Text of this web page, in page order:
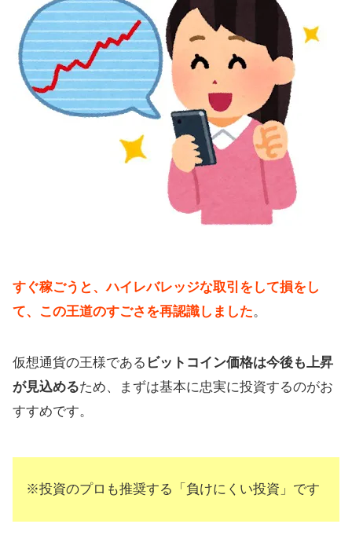
すぐ稼ごうと、ハイレバレッジな取引をして損をし
て、この王道のすごさを再認識しました。
仮想通貨の王様である ビットコイン価格は今後も上昇
が見込めるため、まずは基本に忠実に投資するのがお
すすめです。
※投資のプロも推奨する「負けにくい投資」です